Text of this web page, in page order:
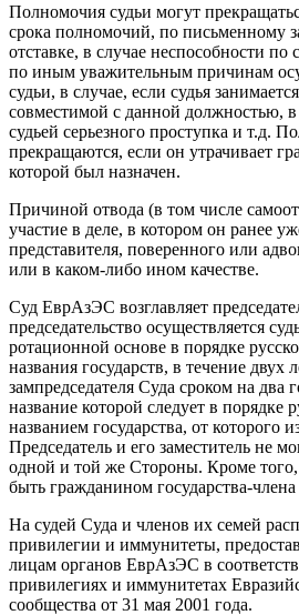
Полномочия судьи могут
срока полномочий, по письменному
отставке, в случае неспособности по
по иным уважительным причинам
судьи, в случае, если судья
совместимой с данной должностью,
судьей серьезного проступка и т.д.
прекращаются, если он утрачивает
которой был назначен.
Причиной отвода (в том числе
участие в деле, в котором он ранее
представителя, поверенного или
или в каком-либо ином качестве.
Суд ЕврАзЭС возглавляет
председательство осуществляется
ротационной основе в порядке
названия государств, в течение двух
зампредседателя Суда сроком на два
название которой следует в порядке
названием государства, от которого
Председатель и его заместитель не
одной и той же Стороны. Кроме
быть гражданином государства-
На судей Суда и членов их семей
привилегии и иммунитеты,
лицам органов ЕврАзЭС в
привилегиях и иммунитетах
сообщества от 31 мая 2001 года.